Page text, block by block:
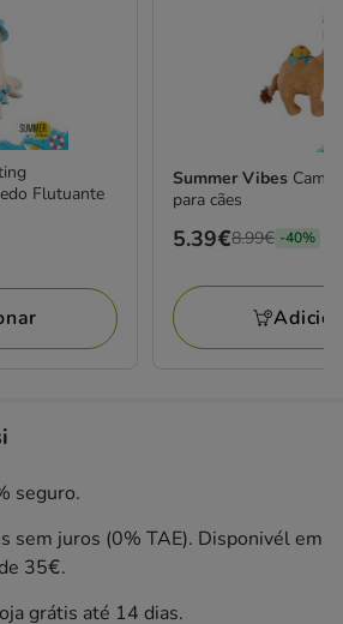
Flutuante
Summer Vibes
para cães
Preço
8.99€,
está
5.39€8.99€ -40%
seguro.
sem juros (0% TAE). Disponivél em
35€.
grátis até 14 dias.